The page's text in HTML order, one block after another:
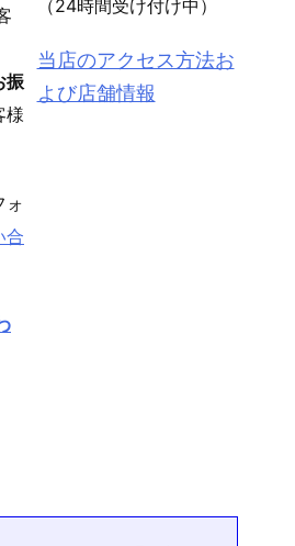
振
様
ォ
合
（24時間受け付け中）
当店のアクセス方法お
よび店舗情報